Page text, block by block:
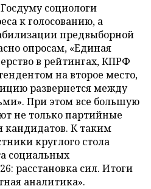
социологи
к голосованию, а
предвыборной
опросам, «Единая
в рейтингах, КПРФ
на второе место,
развернется между
При этом все большую
не только партийные
кандидатов. К таким
круглого стола
социальных
расстановка сил. Итоги
аналитика».